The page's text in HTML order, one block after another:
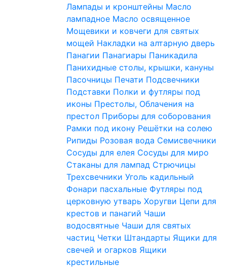
Лампады и кронштейны Масло
лампадное Масло освященное
Мощевики и ковчеги для святых
мощей Накладки на алтарную дверь
Панагии Панагиары Паникадила
Панихидные столы, крышки, кануны
Пасочницы Печати Подсвечники
Подставки Полки и футляры под
иконы Престолы, Облачения на
престол Приборы для соборования
Рамки под икону Решётки на солею
Рипиды Розовая вода Семисвечники
Сосуды для елея Сосуды для миро
Стаканы для лампад Стрючицы
Трехсвечники Уголь кадильный
Фонари пасхальные Футляры под
церковную утварь Хоругви Цепи для
крестов и панагий Чаши
водосвятные Чаши для святых
частиц Четки Штандарты Ящики для
свечей и огарков Ящики
крестильные